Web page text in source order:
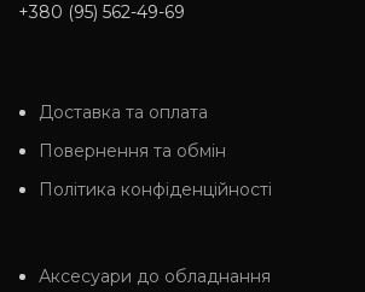
+380 (95) 562-49-69
Доставка та оплата
Повернення та обмін
Політика конфіденційності
Аксесуари до обладнання